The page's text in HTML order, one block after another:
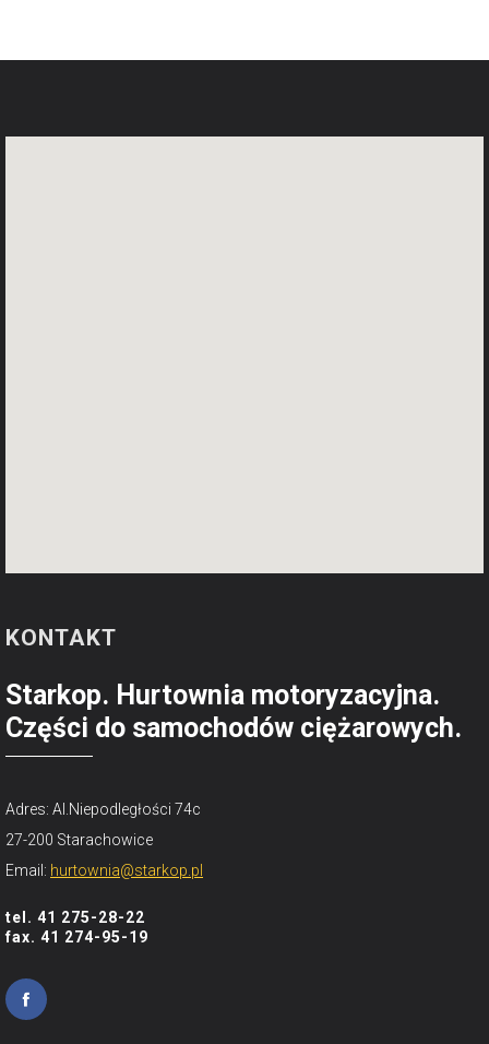
KONTAKT
Starkop. Hurtownia motoryzacyjna.
Części do samochodów ciężarowych.
Adres: Al.Niepodległości 74c
27-200 Starachowice
Email: hurtownia@starkop.pl
tel. 41 275-28-22
fax. 41 274-95-19